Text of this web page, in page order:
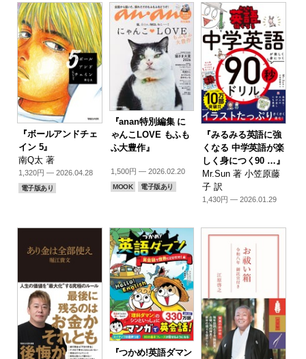
『ボールアンドチェ
イン 5』
南Q太 著
1,320円 — 2026.04.28
電子版あり
『anan特別編集 に
ゃんこLOVE もふも
ふ大豊作』
1,500円 — 2026.02.20
MOOK 電子版あり
『みるみる英語に強
くなる 中学英語が楽
しく身につく90 …』
Mr.Sun 著 小笠原藤
子 訳
1,430円 — 2026.01.29
『つかめ!英語ダマン